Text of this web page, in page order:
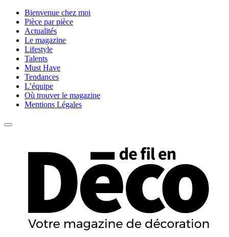
Bienvenue chez moi
Pièce par pièce
Actualités
Le magazine
Lifestyle
Talents
Must Have
Tendances
L’équipe
Où trouver le magazine
Mentions Légales